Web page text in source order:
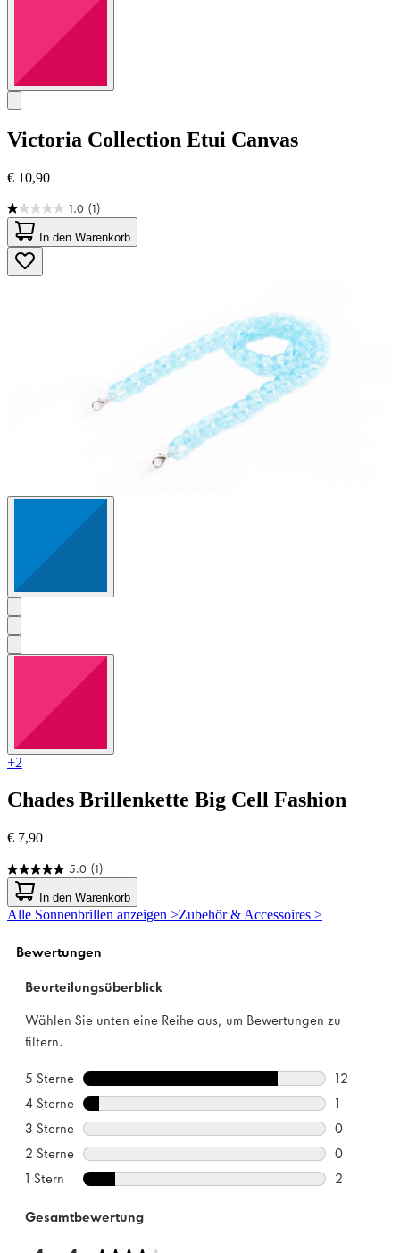
Victoria Collection Etui Canvas
€ 10,90
1.0 (1)
1.0
von
5
Sternen.
1
In den Warenkorb
+2
Chades Brillenkette Big Cell Fashion
€ 7,90
5.0 (1)
5.0
von
5
Sternen.
Bewertung
In den Warenkorb
Alle Sonnenbrillen anzeigen >Zubehör & Accessoires >